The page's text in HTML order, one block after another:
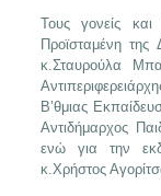
Τους γονείς
Προϊσταμένη της
κ.Σταυρούλα
Β’θμιας
Αντιδήμαρχος
ενώ για την
κ.Χρήστος